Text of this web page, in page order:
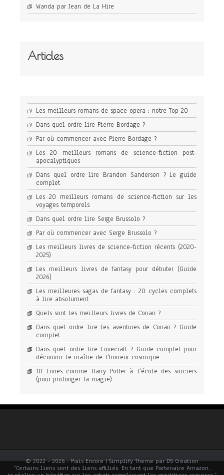
Wanda par Jean de La Hire
Articles
Les meilleurs romans de space opera : notre Top 20
Dans quel ordre lire Pierre Bordage ?
Par où commencer avec Pierre Bordage ?
Les 20 meilleurs romans de science-fiction post-
apocalyptiques
Dans quel ordre lire Brandon Sanderson ? Le guide
complet
Les 20 meilleurs romans de science-fiction sur les
voyages temporels
Dans quel ordre lire Serge Brussolo ?
Par où commencer avec Serge Brussolo ?
Les meilleurs livres de science-fiction récents (2020-
2025)
Les meilleurs livres de fantasy pour débuter (Guide
2026)
Les meilleures sagas de fantasy : 20 cycles complets
à lire absolument
Quels sont les meilleurs livres de Conan ?
Dans quel ordre lire les aventures de Conan ? Guide
complet
Dans quel ordre lire Lovecraft ? Guide complet pour
découvrir le maître de l’horreur cosmique
10 livres comme Harry Potter à l’école des sorciers
(pour prolonger la magie)
© 2022 - 2026 : Mais Encore | Simplify Theme par D5 Creation
“Certains liens sont des liens affiliés. En tant que Partenaire Amazon,